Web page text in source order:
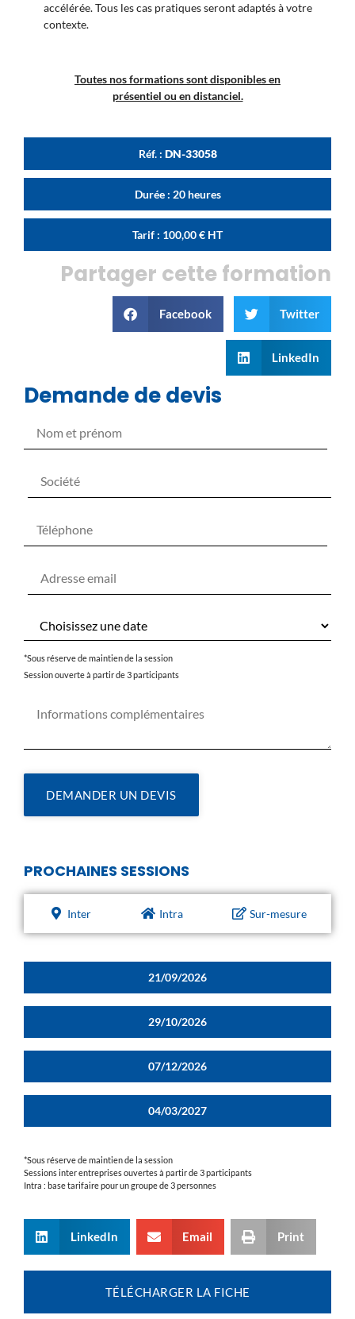
accélérée. Tous les cas pratiques seront adaptés à votre
contexte.
Toutes nos formations sont disponibles en
présentiel ou en distanciel.
Réf. : DN-33058
Durée : 20 heures
Tarif : 100,00€ HT
Partager cette formation
Facebook Twitter
LinkedIn
Demande de devis
*Sous réserve de maintien de la session
Session ouverte à partir de 3 participants
DEMANDER UN DEVIS
PROCHAINES SESSIONS
Inter Intra Sur-mesure
21/09/2026
29/10/2026
07/12/2026
04/03/2027
*Sous réserve de maintien de la session
Sessions inter entreprises ouvertes à partir de 3 participants
Intra : base tarifaire pour un groupe de 3 personnes
LinkedIn Email Print
TÉLÉCHARGER LA FICHE